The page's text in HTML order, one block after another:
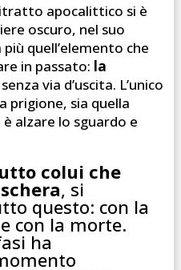
apocalittico si è
oscuro, nel suo
quell’elemento che
in passato: la
via d’uscita. L’unico
prigione, sia quella
alzare lo sguardo e
colui che
, si
questo: con la
con la morte.
ha